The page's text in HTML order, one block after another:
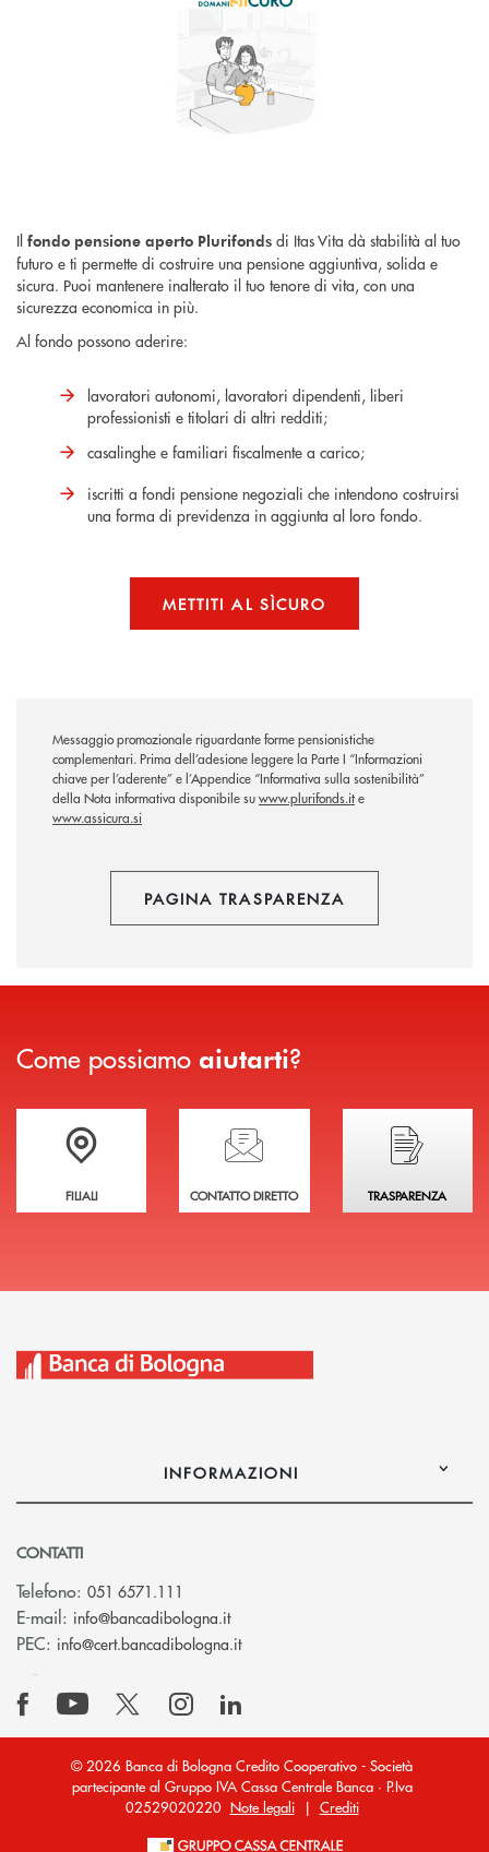
Il fondo pensione aperto Plurifonds di Itas Vita dà stabilità al tuo
futuro e ti permette di costruire una pensione aggiuntiva, solida e
sicura. Puoi mantenere inalterato il tuo tenore di vita, con una
sicurezza economica in più.
Al fondo possono aderire:
lavoratori autonomi, lavoratori dipendenti, liberi
professionisti e titolari di altri redditi;
casalinghe e familiari fiscalmente a carico;
iscritti a fondi pensione negoziali che intendono costruirsi
una forma di previdenza in aggiunta al loro fondo.
METTITI AL SÌCURO
Messaggio promozionale riguardante forme pensionistiche
complementari. Prima dell’adesione leggere la Parte I “Informazioni
chiave per l’aderente” e l’Appendice “Informativa sulla sostenibilità”
della Nota informativa disponibile suwww.plurifonds.ite
www.assicura.si
PAGINA TRASPARENZA
Come possiamo aiutarti?
Trova la filiale più vicina a te
FILIALI
Hai bisogno di assistenza immediata?
CONTATTO DIRETTO
Hai bisogno di
TRASPARENZA
INFORMAZIONI
CONTATTI
Telefono: 051 6571.111
E-mail: info@bancadibologna.it(si apre l’app di posta elettronica)
PEC: info@cert.bancadibologna.it(si apre l’app di posta
© 2026 Banca di Bologna Credito Cooperativo - Società
partecipante al Gruppo IVA Cassa Centrale Banca · P.Iva
02529020220 Note legali| Crediti